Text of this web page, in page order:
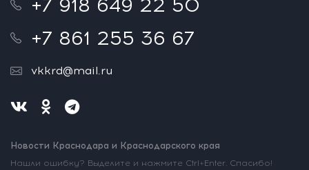
+7 861 255 36 67
vkkrd@mail.ru
Новости Краснодара и Краснодарского края
Нашли ошибку? Выделите и нажмите Ctrl+Enter. Спасибо!